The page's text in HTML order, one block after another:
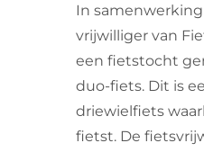
In
vrijwilliger van
een fietstocht
duo-fiets. Dit is
driewielfiets
fietst. De